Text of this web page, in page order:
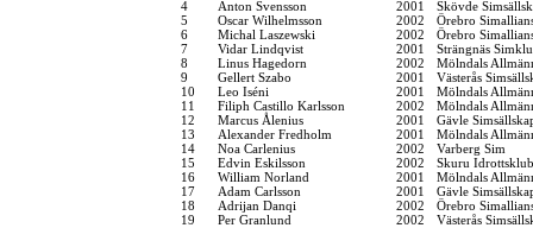
4
Anton Svensson 2001
Skövde
5
Oscar Wilhelmsson 2002
Örebro
6
Michal Laszewski 2002
Örebro
7
Vidar Lindqvist 2001
Strängnäs
8
Linus Hagedorn 2002
Mölndals
9
Gellert Szabo 2001
Västerås
10
Leo Iséni 2001
Mölndals
11
Filiph Castillo Karlsson 2002
Mölndals
12
Marcus Ålenius 2001
Gävle
13
Alexander Fredholm 2001
Mölndals
14
Noa Carlenius 2002
Varberg Sim
15
Edvin Eskilsson 2002
Skuru
16
William Norland 2001
Mölndals
17
Adam Carlsson 2001
Gävle
18
Adrijan Danqi 2002
Örebro
19
Per Granlund 2002 Västerås